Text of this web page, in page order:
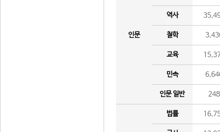
인문
역사
철학
교육
민속
인문 일반 248
법률